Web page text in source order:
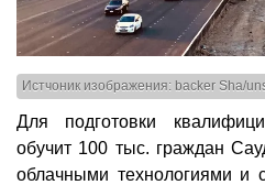
Истчоник изображения: backer Sha/
Для подготовки
обучит 100 тыс. граждан
облачными технологиями и